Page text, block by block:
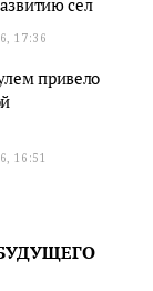
сел
17:36
привело
16:51